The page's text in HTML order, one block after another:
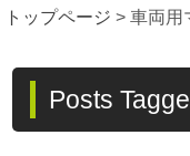
トップページ > 車両用
Posts